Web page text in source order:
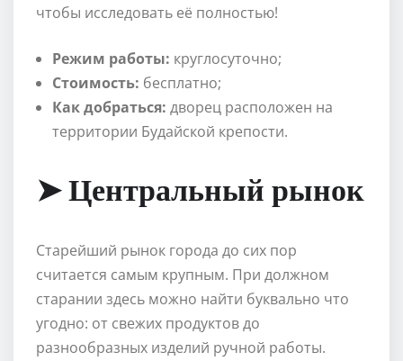
чтобы исследовать её полностью!
Режим работы: круглосуточно;
Стоимость: бесплатно;
Как добраться: дворец расположен на
территории Будайской крепости.
➤ Центральный рынок
Старейший рынок города до сих пор
считается самым крупным. При должном
старании здесь можно найти буквально что
угодно: от свежих продуктов до
разнообразных изделий ручной работы.